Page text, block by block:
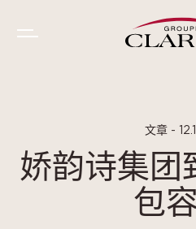
文章 -
娇韵诗集团
包